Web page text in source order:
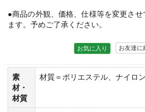
●商品の外観、価格、仕様等を変更させ
ます。予めご了承ください。
お友達に
お気に入り
素
材・
材質
材質＝ポリエステル、ナイロン